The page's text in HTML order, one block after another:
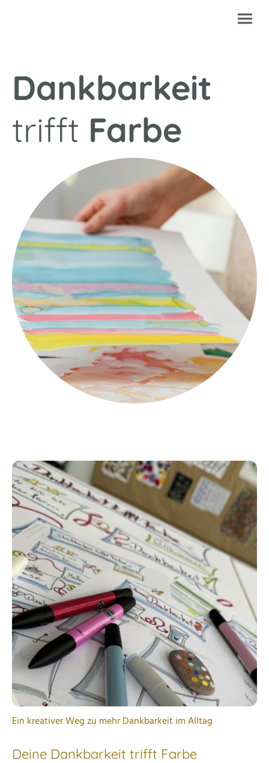
Dankbarkeit
trifft Farbe
Ein kreativer Weg zu mehr Dankbarkeit im Alltag
Deine Dankbarkeit trifft Farbe